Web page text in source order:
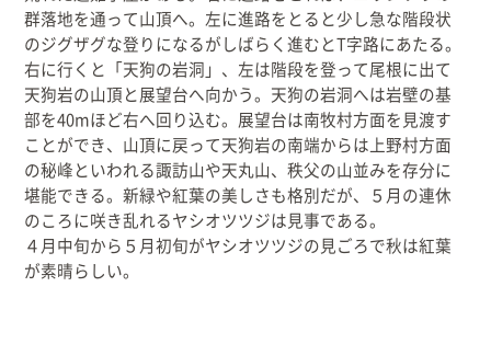
群落地を通って山頂へ。左に進路をとると少し急な階段状
のジグザグな登りになるがしばらく進むとT字路にあたる。
右に行くと「天狗の岩洞」、左は階段を登って尾根に出て
天狗岩の山頂と展望台へ向かう。天狗の岩洞へは岩壁の基
部を40mほど右へ回り込む。展望台は南牧村方面を見渡す
ことができ、山頂に戻って天狗岩の南端からは上野村方面
の秘峰といわれる諏訪山や天丸山、秩父の山並みを存分に
堪能できる。新緑や紅葉の美しさも格別だが、５月の連休
のころに咲き乱れるヤシオツツジは見事である。
４月中旬から５月初旬がヤシオツツジの見ごろで秋は紅葉
が素晴らしい。